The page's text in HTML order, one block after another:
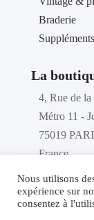
Braderie
La
4, Rue de
Métro 11 -
75019
France
Nous utilisons
expérience sur
consentez à